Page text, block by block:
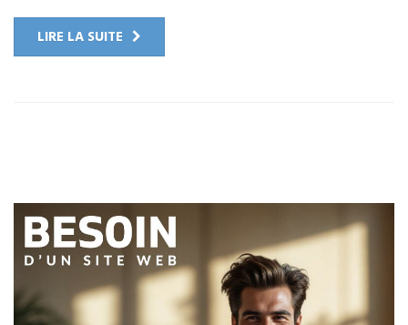
LIRE LA SUITE